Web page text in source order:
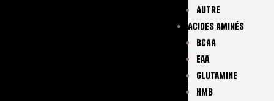
Autre
Acides Aminés
BCAA
Eaa
Glutamine
Hmb